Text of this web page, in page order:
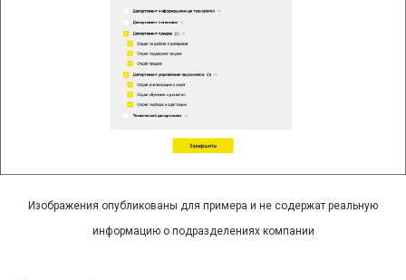
Изображения опубликованы для примера и не содержат реальную
информацию о подразделениях компании